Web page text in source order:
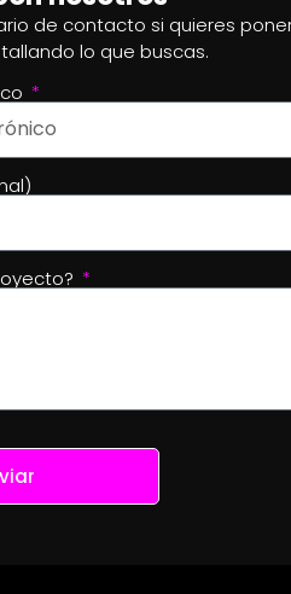
de contacto si quieres
lo que buscas.